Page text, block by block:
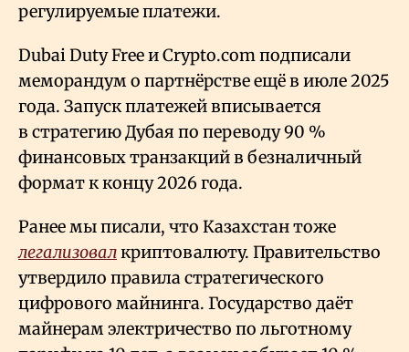
регулируемые платежи.
Dubai Duty Free и Crypto.com подписали
меморандум о партнёрстве ещё в июле 2025
года. Запуск платежей вписывается
в стратегию Дубая по переводу 90 %
финансовых транзакций в безналичный
формат к концу 2026 года.
Ранее мы писали, что Казахстан тоже
легализовалкриптовалюту. Правительство
утвердило правила стратегического
цифрового майнинга. Государство даёт
майнерам электричество по льготному